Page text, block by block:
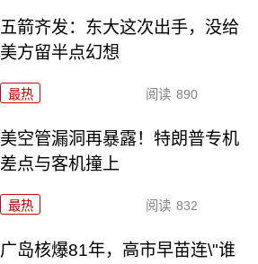
五箭齐发：东大这次出手，没给
美方留半点幻想
最热 阅读 890
美空管漏洞再暴露！特朗普专机
差点与客机撞上
最热 阅读 832
广岛核爆81年，高市早苗连\"谁